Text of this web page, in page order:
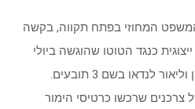
המשפט המחוזי בפתח תקווה, בקשה
כנגד הטוטו שהוגשה ביולי
2010 ע”י עורכי הדין דרור שרמן וליאור לנדאו בשם 3 תובעים.
צרכנים שרכשו כרטיסי הימור